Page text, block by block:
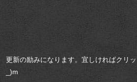
更新の励みになります。宜しければクリ
_)m